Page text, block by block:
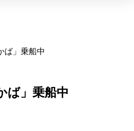
ば」乗船中
ば」乗船中